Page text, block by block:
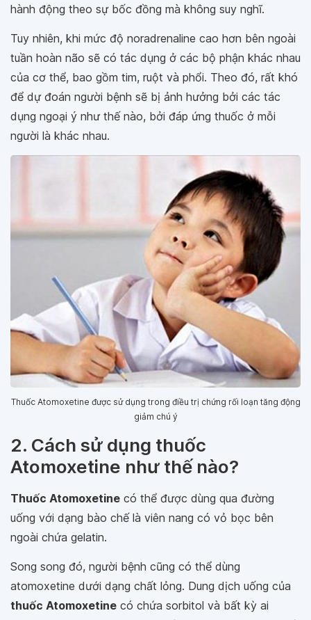
hành động theo sự bốc đồng mà không suy nghĩ.
Tuy nhiên, khi mức độ noradrenaline cao hơn bên ngoài
tuần hoàn não sẽ có tác dụng ở các bộ phận khác nhau
của cơ thể, bao gồm tim, ruột và phổi. Theo đó, rất khó
để dự đoán người bệnh sẽ bị ảnh hưởng bởi các tác
dụng ngoại ý như thế nào, bởi đáp ứng thuốc ở mỗi
người là khác nhau.
Thuốc Atomoxetine được sử dụng trong điều trị chứng rối loạn tăng động
giảm chú ý
2. Cách sử dụng thuốc
Atomoxetine như thế nào?
Thuốc Atomoxetine có thể được dùng qua đường
uống với dạng bào chế là viên nang có vỏ bọc bên
ngoài chứa gelatin.
Song song đó, người bệnh cũng có thể dùng
atomoxetine dưới dạng chất lỏng. Dung dịch uống của
thuốc Atomoxetine có chứa sorbitol và bất kỳ ai